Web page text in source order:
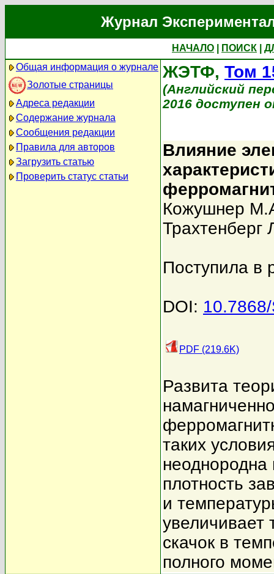
Журнал
НАЧАЛО ПОИСК
Общая информация о журнале
Золотые страницы
Адреса редакции
Содержание журнала
Сообщения редакции
Правила для авторов
Загрузить статью
Проверить статус статьи
ЖЭТФ, Том
(Английский
2016 доступен
Влияние
Кожушнер
Трахтенберг
Поступила в
DOI:
PDF (219.6K)
Развита
таких
плотность
и
увеличивает
скачок в
полного